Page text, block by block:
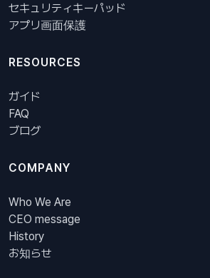
セキュリティキーパッド
アプリ画面保護
RESOURCES
ガイド
FAQ
ブログ
COMPANY
Who We Are
CEO message
History
お知らせ